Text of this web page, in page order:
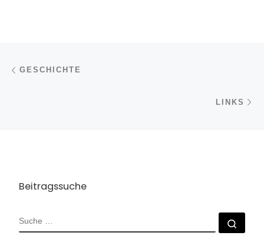
Beitragsnavigation
GESCHICHTE
LINKS
Beitragssuche
SUCHE